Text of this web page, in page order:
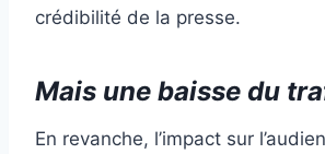
crédibilité de la presse.
Mais une baisse du
En revanche, l’impact sur